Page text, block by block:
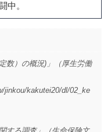
中。
数）の概況)」（厚生労働
jinkou/kakutei20/dl/02_ke